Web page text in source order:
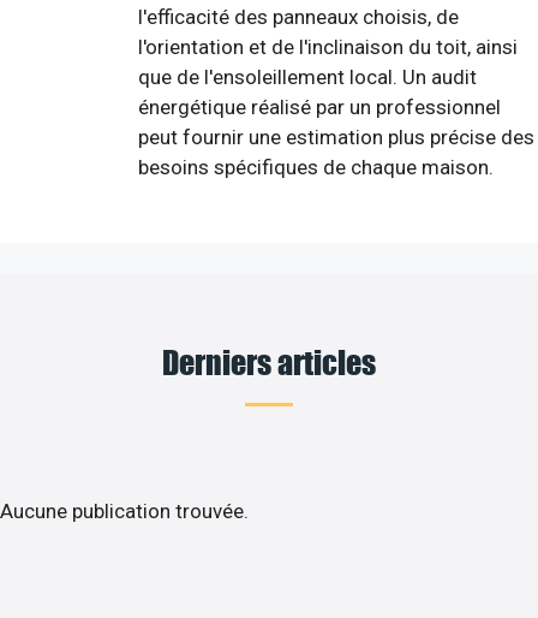
l'efficacité des panneaux choisis, de
l'orientation et de l'inclinaison du toit, ainsi
que de l'ensoleillement local. Un audit
énergétique réalisé par un professionnel
peut fournir une estimation plus précise des
besoins spécifiques de chaque maison.
Derniers articles
Aucune publication trouvée.